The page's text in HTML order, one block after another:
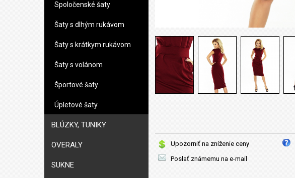
Spoločenské šaty
Šaty s dlhým rukávom
Šaty s krátkym rukávom
Šaty s volánom
Športové šaty
Úpletové šaty
BLÚZKY, TUNIKY
OVERALY
SUKNE
Upozorniť na zníženie ceny
Poslať známemu na e-mail